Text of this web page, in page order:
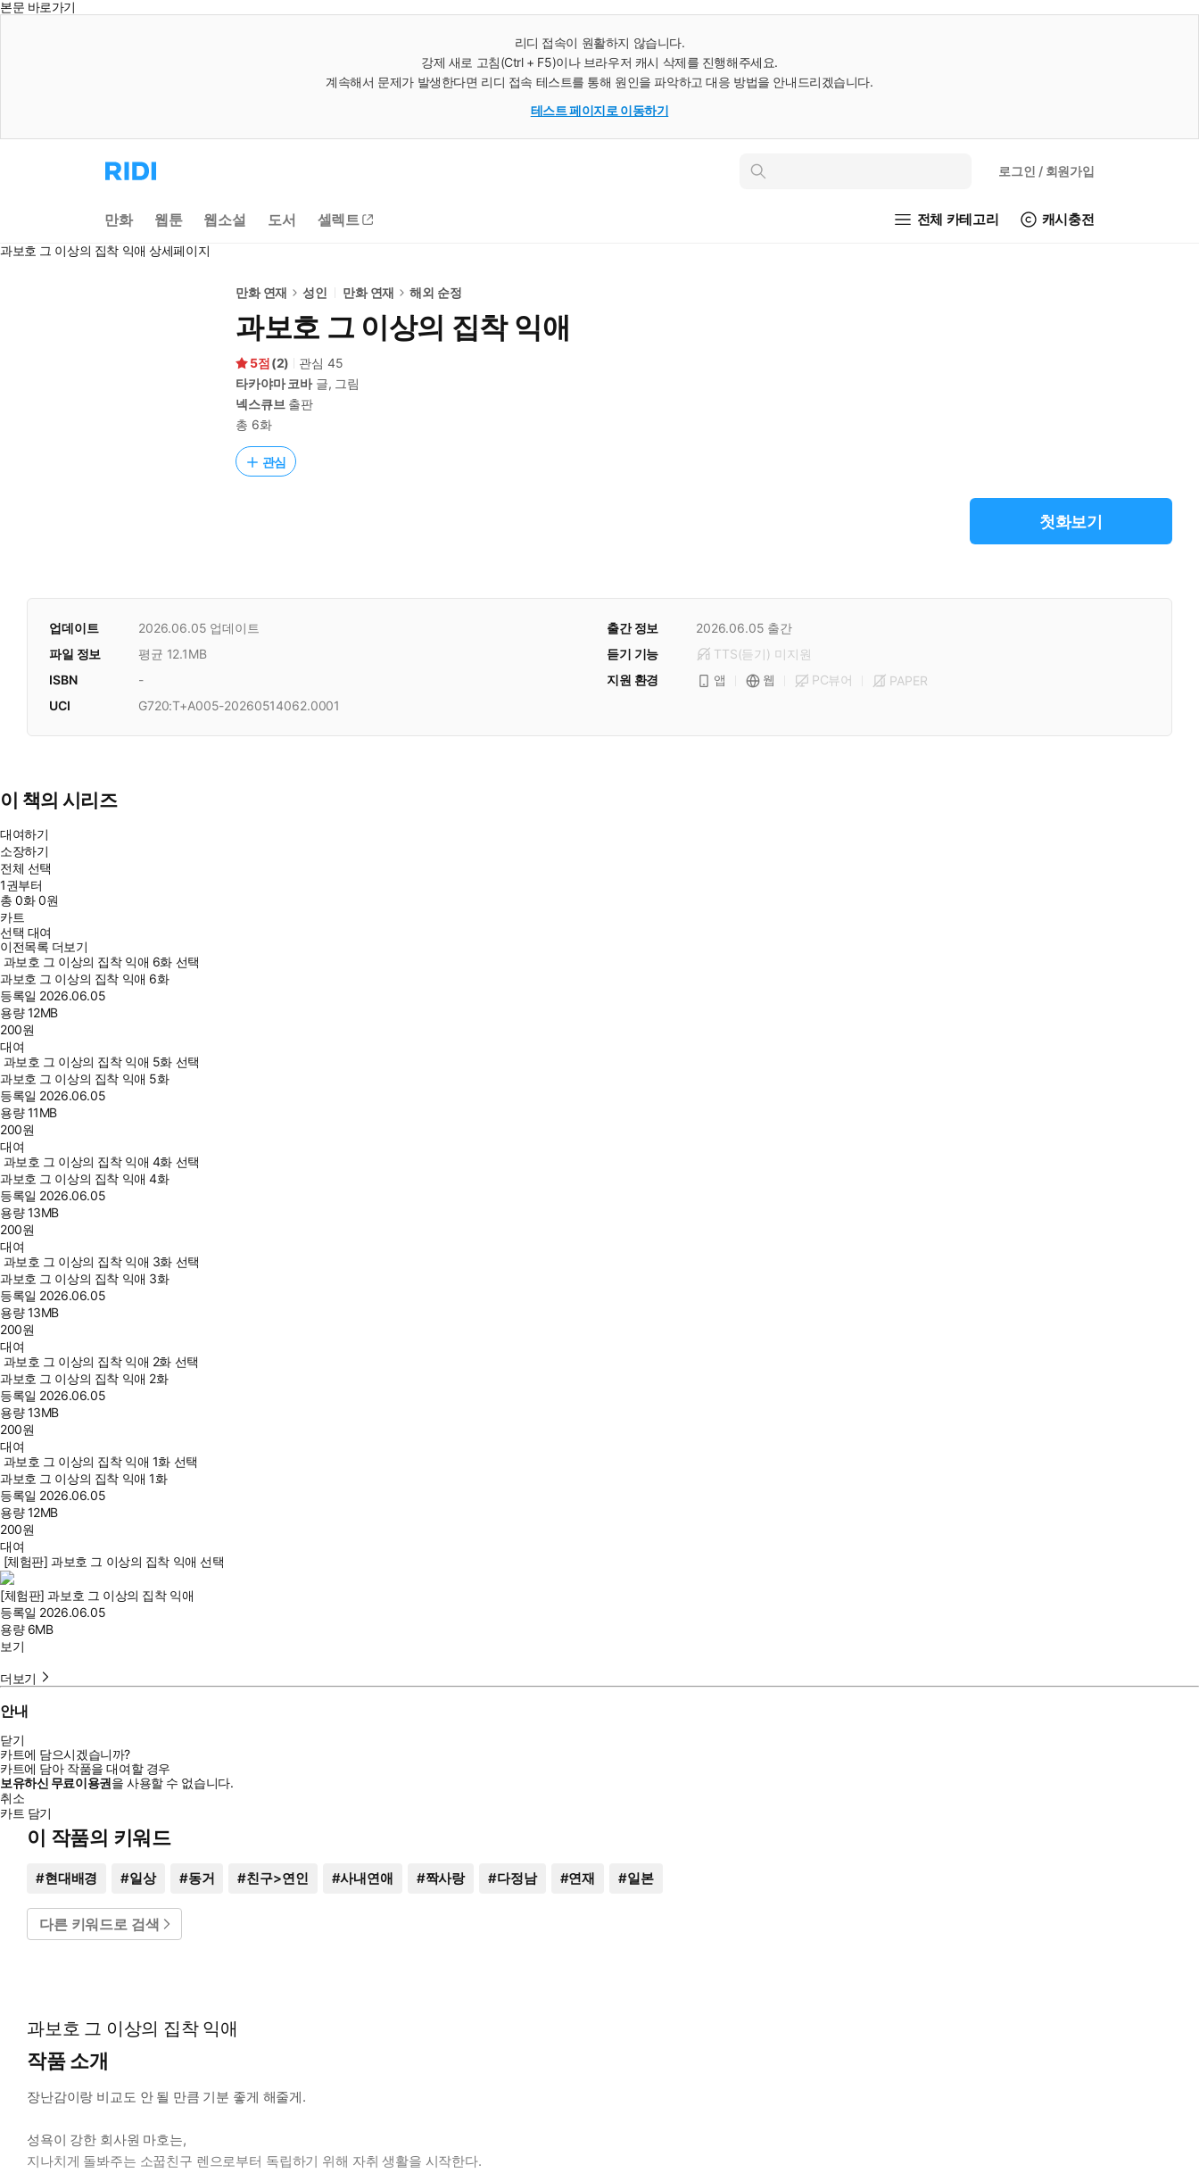
본문 바로가기
리디 접속이 원활하지 않습니다.
강제 새로 고침(Ctrl + F5)이나 브라우저 캐시 삭제를 진행해주세요.
계속해서 문제가 발생한다면 리디 접속 테스트를 통해 원인을 파악하고 대응 방법을 안내드리겠습니다.
테스트 페이지로 이동하기
리
디
으
로
동
인
로그인 / 회원가입
만화 웹툰 웹소설 도서 셀렉트 전체 카테고리 캐시충전
과보호 그 이상의 집착 익애 상세페이지
만화 연재 성인 만화 연재 해외 순정
과보호 그 이상의 집착 익애
5 (2) 관심 45
타카야마 코바글, 그림
넥스큐브 출판
총 6화
관심
첫화보기
업데이트 2026.06.05 업데이트 출간 정보 2026.06.05 출간
듣기 기능
TTS(듣기) 미지원
파일 정보
평균 12.1MB
지원 환경
앱 웹 PC뷰어 PAPER
ISBN
-
UCI
G720:T+A005-20260514062.0001
이 책의 시리즈
대여하기
소장하기
전체 선택
1권부터
총0화0원
카트
선택 대여
이전목록 더보기
과보호 그 이상의 집착 익애 6화 선택
과보호 그 이상의 집착 익애 6화
등록일 2026.06.05
용량12MB
200원
대여
과보호 그 이상의 집착 익애 5화 선택
과보호 그 이상의 집착 익애 5화
등록일 2026.06.05
용량11MB
200원
대여
과보호 그 이상의 집착 익애 4화 선택
과보호 그 이상의 집착 익애 4화
등록일 2026.06.05
용량13MB
200원
대여
과보호 그 이상의 집착 익애 3화 선택
과보호 그 이상의 집착 익애 3화
등록일 2026.06.05
용량13MB
200원
대여
과보호 그 이상의 집착 익애 2화 선택
과보호 그 이상의 집착 익애 2화
등록일 2026.06.05
용량13MB
200원
대여
과보호 그 이상의 집착 익애 1화 선택
과보호 그 이상의 집착 익애 1화
등록일 2026.06.05
용량12MB
200원
대여
[체험판] 과보호 그 이상의 집착 익애 선택
[체험판] 과보호 그 이상의 집착 익애
등록일 2026.06.05
용량 6MB
보기
더보기
안내
닫기
카트에 담으시겠습니까?
카트에 담아 작품을 대여할 경우
보유하신 무료이용권을 사용할 수 없습니다.
취소
카트 담기
이 작품의 키워드
#현대배경 #일상 #동거 #친구>연인 #사내연애 #짝사랑 #다정남 #연재 #일본
다른 키워드로 검색
과보호 그 이상의 집착 익애
작품 소개
장난감이랑 비교도 안 될 만큼 기분 좋게 해줄게.
성욕이 강한 회사원 마호는,
지나치게 돌봐주는 소꿉친구 렌으로부터 독립하기 위해 자취 생활을 시작한다.